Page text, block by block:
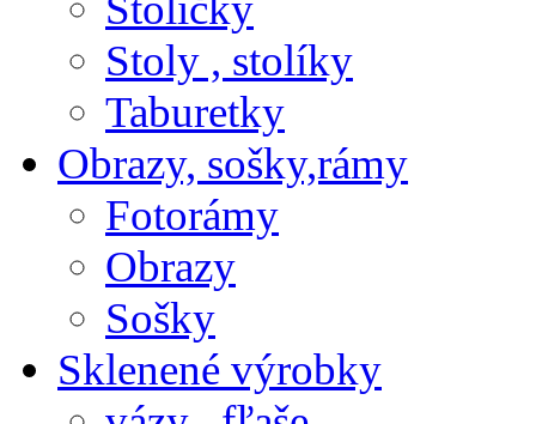
Stoly , stolíky
Taburetky
Obrazy, sošky,rámy
Fotorámy
Obrazy
Sošky
Sklenené výrobky